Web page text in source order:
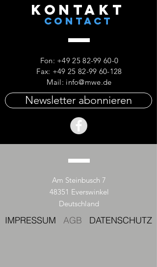
KONTAKT
CONTACT
Fon: +49 25 82-99 60-0
Fax: +49 25 82-99 60-128
Mail: info@mwe.de
Newsletter abonnieren
Am Steinbusch 7
48351 Everswinkel
Deutschland
IMPRESSUM AGB DATENSCHUTZ